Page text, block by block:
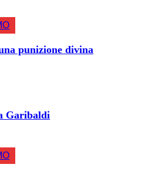
punizione divina
Garibaldi